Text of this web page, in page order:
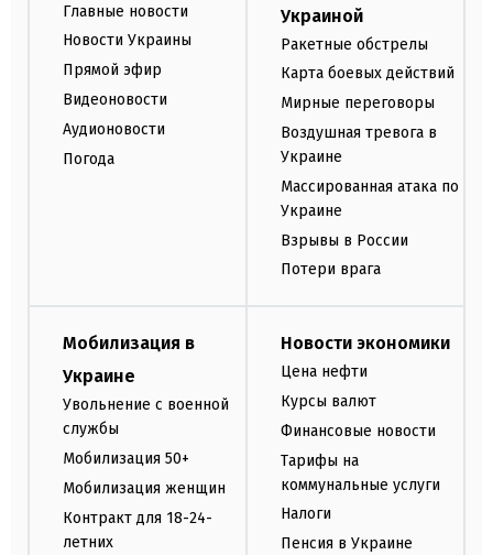
Главные новости
Новости Украины
Прямой эфир
Видеоновости
Аудионовости
Погода
Украиной
Ракетные обстрелы
Карта боевых действий
Мирные переговоры
Воздушная тревога в
Украине
Массированная атака по
Украине
Взрывы в России
Потери врага
Мобилизация в
Украине
Увольнение с военной
службы
Мобилизация 50+
Мобилизация женщин
Контракт для 18-24-
летних
Новости экономики
Цена нефти
Курсы валют
Финансовые новости
Тарифы на
коммунальные услуги
Налоги
Пенсия в Украине